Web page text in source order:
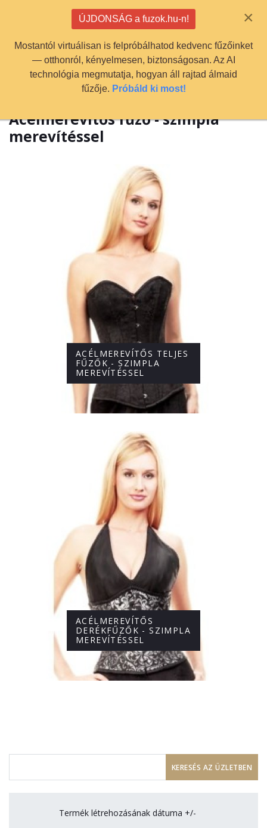
info@fuzok.hu
Acélmerevítős fűző - szimpla
merevítéssel
ACÉLMEREVÍTŐS TELJES
FŰZŐK - SZIMPLA
MEREVÍTÉSSEL
ACÉLMEREVÍTŐS
DERÉKFŰZŐK - SZIMPLA
MEREVÍTÉSSEL
Termék létrehozásának dátuma +/-
×
ÚJDONSÁG a fuzok.hu-n!
Mostantól virtuálisan is felpróbálhatod kedvenc fűzőinket
— otthonról, kényelmesen, biztonságosan. Az AI
technológia megmutatja, hogyan áll rajtad álmaid
fűzője. Próbáld ki most!